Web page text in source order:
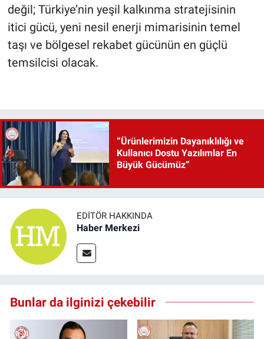
değil; Türkiye’nin yeşil kalkınma stratejisinin
itici gücü, yeni nesil enerji mimarisinin temel
taşı ve bölgesel rekabet gücünün en güçlü
temsilcisi olacak.
“Ürünlerimizin Dayanıklılığı ve
Kullanıcı Dostu Yazılımlar En
Büyük Gücümüz”
EDITÖR HAKKINDA
Haber Merkezi
Bunlar da ilginizi çekebilir